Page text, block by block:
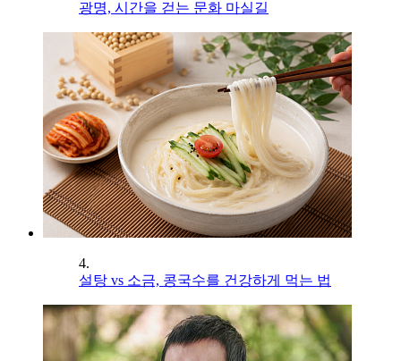
광명, 시간을 걷는 문화 마실길
4.
설탕 vs 소금, 콩국수를 건강하게 먹는 법